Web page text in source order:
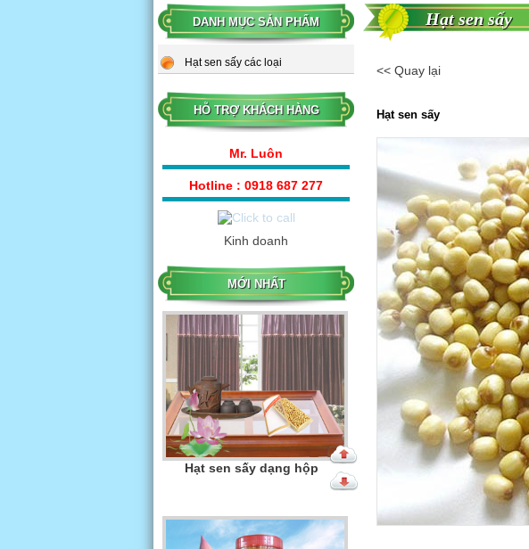
DANH MỤC SẢN PHẨM
Hạt sen sấy các loại
HỖ TRỢ KHÁCH HÀNG
Mr. Luôn
Hotline : 0918 687 277
Kinh doanh
MỚI NHẤT
Hạt sen sấy dạng túi
Hạt sen sấy dạng hộp
Hạt sen sấy
<< Quay lại
Hạt sen sấy